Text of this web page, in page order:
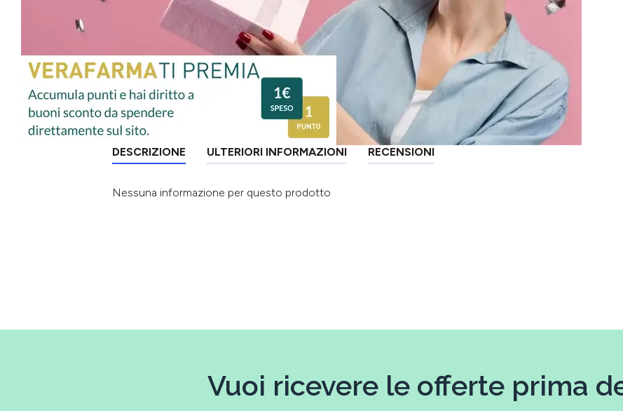
DESCRIZIONE ULTERIORI INFORMAZIONI RECENSIONI
Nessuna informazione per questo prodotto
Vuoi ricevere le offerte prima